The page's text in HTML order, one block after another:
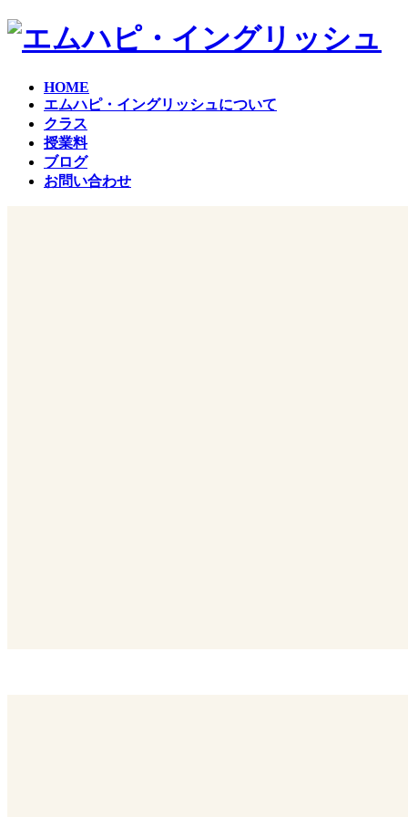
コ
ナ
HOME
エムハピ・イングリッシュについて
クラス
授業料
ブログ
お問い合わせ